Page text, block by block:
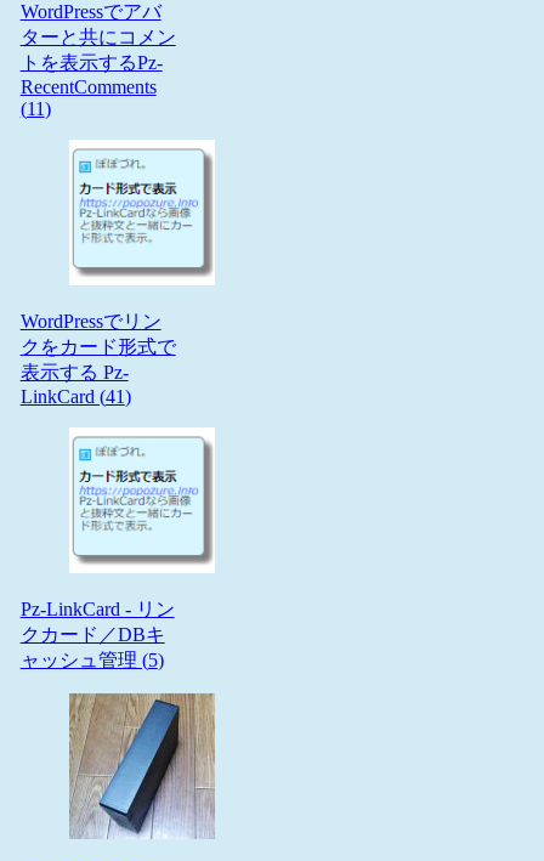
WordPressでアバ
ターと共にコメン
トを表示するPz-
RecentComments
(11)
WordPressでリン
クをカード形式で
表示する Pz-
LinkCard (41)
Pz-LinkCard - リン
クカード／DBキ
ャッシュ管理 (5)